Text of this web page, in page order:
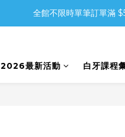
全館不限時單筆訂單滿
2026最新活動 白牙課程